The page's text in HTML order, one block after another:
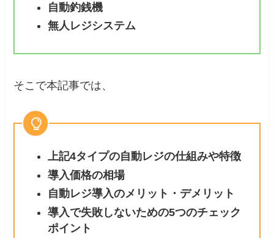
自動釣銭機
無人レジシステム
そこで本記事では、
上記4タイプの自動レジの仕組みや特徴
導入価格の相場
自動レジ導入のメリット・デメリット
導入で失敗しないための5つのチェック
ポイント